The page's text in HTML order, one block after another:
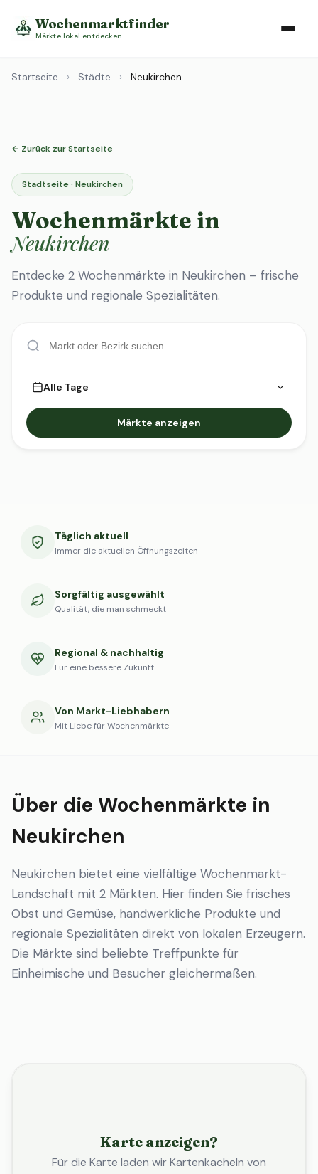
Wochenmarktfinder
Märkte lokal entdecken
Startseite › Städte › Neukirchen
← Zurück zur Startseite
Stadtseite · Neukirchen
Wochenmärkte in
Neukirchen
Entdecke 2 Wochenmärkte in Neukirchen – frische
Produkte und regionale Spezialitäten.
Alle Tage
Märkte anzeigen
Täglich aktuell
Immer die aktuellen Öffnungszeiten
Sorgfältig ausgewählt
Qualität, die man schmeckt
Regional & nachhaltig
Für eine bessere Zukunft
Von Markt-Liebhabern
Mit Liebe für Wochenmärkte
Über die Wochenmärkte in
Neukirchen
Neukirchen bietet eine vielfältige Wochenmarkt-
Landschaft mit 2 Märkten. Hier finden Sie frisches
Obst und Gemüse, handwerkliche Produkte und
regionale Spezialitäten direkt von lokalen Erzeugern.
Die Märkte sind beliebte Treffpunkte für
Einheimische und Besucher gleichermaßen.
Karte anzeigen?
Für die Karte laden wir Kartenkacheln von